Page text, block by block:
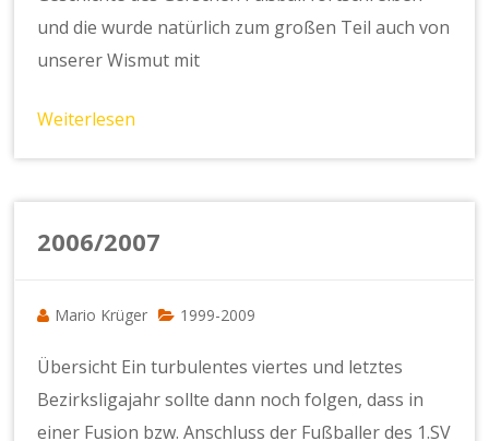
und die wurde natürlich zum großen Teil auch von
unserer Wismut mit
Weiterlesen
2006/2007
Mario Krüger 1999-2009
Übersicht Ein turbulentes viertes und letztes
Bezirksligajahr sollte dann noch folgen, dass in
einer Fusion bzw. Anschluss der Fußballer des 1.SV